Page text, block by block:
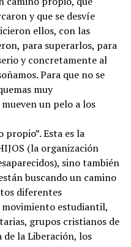
y que se desvíe
ellos, con las
para superarlos, para
y concretamente al
Para que no se
muy
un pelo a los
Esta es la
(la organización
sino también
buscando un camino
diferentes
movimiento estudiantil,
grupos cristianos de
de la Liberación, los